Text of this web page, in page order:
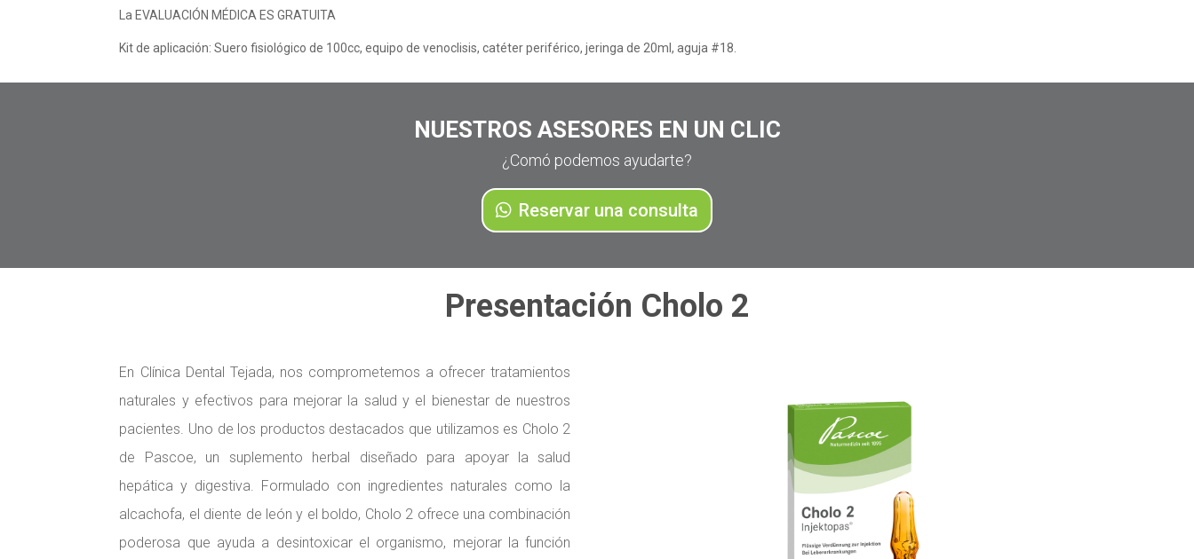
La EVALUACIÓN MÉDICA ES GRATUITA
Kit de aplicación: Suero fisiológico de 100cc, equipo de venoclisis, catéter periférico, jeringa de 20ml, aguja #18.
NUESTROS ASESORES EN UN CLIC
¿ Comó podemos ayudarte?
Reservar una consulta
Presentación Cholo 2
En Clínica Dental Tejada, nos comprometemos a ofrecer tratamientos
naturales y efectivos para mejorar la salud y el bienestar de nuestros
pacientes. Uno de los productos destacados que utilizamos es Cholo 2
de Pascoe, un suplemento herbal diseñado para apoyar la salud
hepática y digestiva. Formulado con ingredientes naturales como la
alcachofa, el diente de león y el boldo, Cholo 2 ofrece una combinación
poderosa que ayuda a desintoxicar el organismo, mejorar la función